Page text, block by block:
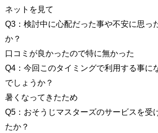
ネットを見て
Q3：検討中に心配だった事や不安に思っ
か？
口コミが良かったので特に無かった
Q4：今回このタイミングで利用する事に
でしょうか？
暑くなってきたため
Q5：おそうじマスターズのサービスを受
たか？